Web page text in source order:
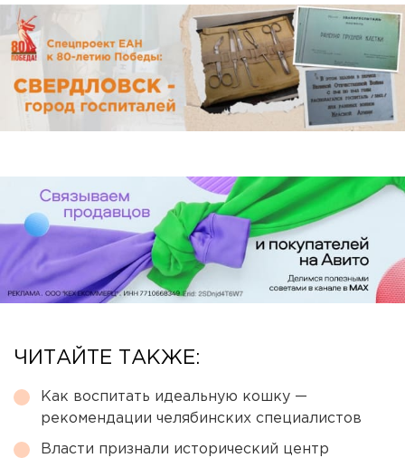
ЧИТАЙТЕ ТАКЖЕ:
Как воспитать идеальную кошку —
рекомендации челябинских специалистов
Власти признали исторический центр